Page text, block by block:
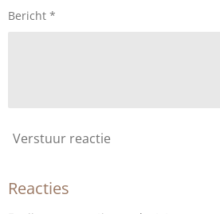
Bericht *
Verstuur reactie
Reacties